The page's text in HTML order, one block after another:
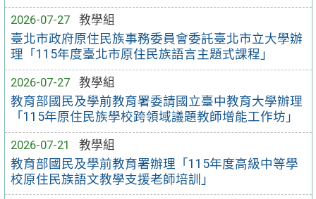
2026-07-27
教學組
臺北市政府原住民族事務委員會委託臺北市立大學辦
理「115年度臺北市原住民族語言主題式課程」
2026-07-27
教學組
教育部國民及學前教育署委請國立臺中教育大學辦理
「115年原住民族學校跨領域議題教師增能工作坊」
2026-07-21
教學組
教育部國民及學前教育署辦理「115年度高級中等學
校原住民族語文教學支援老師培訓」